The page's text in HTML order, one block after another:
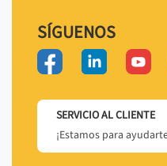
SÍGUENOS
SERVICIO AL CLIENTE
¡Estamos para